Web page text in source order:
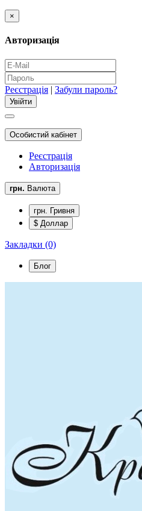
×
Авторизація
Реєстрація | Забули пароль?
Особистий кабінет
Реєстрація
Авторизація
грн. Валюта
грн. Гривня
$ Доллар
Закладки (0)
Блог